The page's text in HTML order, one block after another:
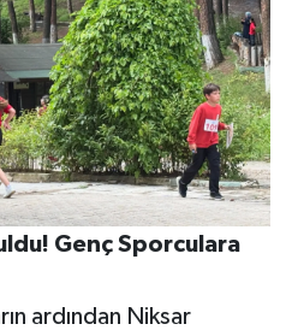
Genç Sporculara
ardından Niksar